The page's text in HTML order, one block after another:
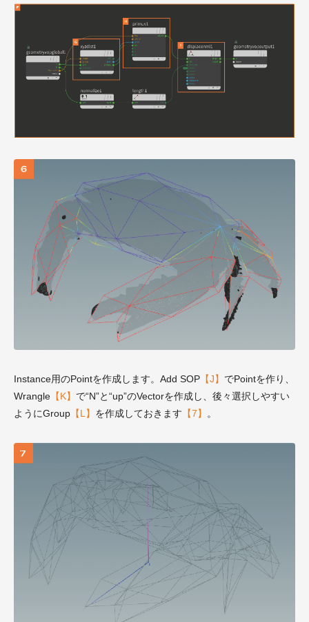
Instance用のPointを作成します。Add SOP 【J】 でPointを作り、
Wrangle 【K】 で“N”と“up”のVectorを作成し、後々選択しやすい
ようにGroup 【L】 を作成しておきます 【7】 。